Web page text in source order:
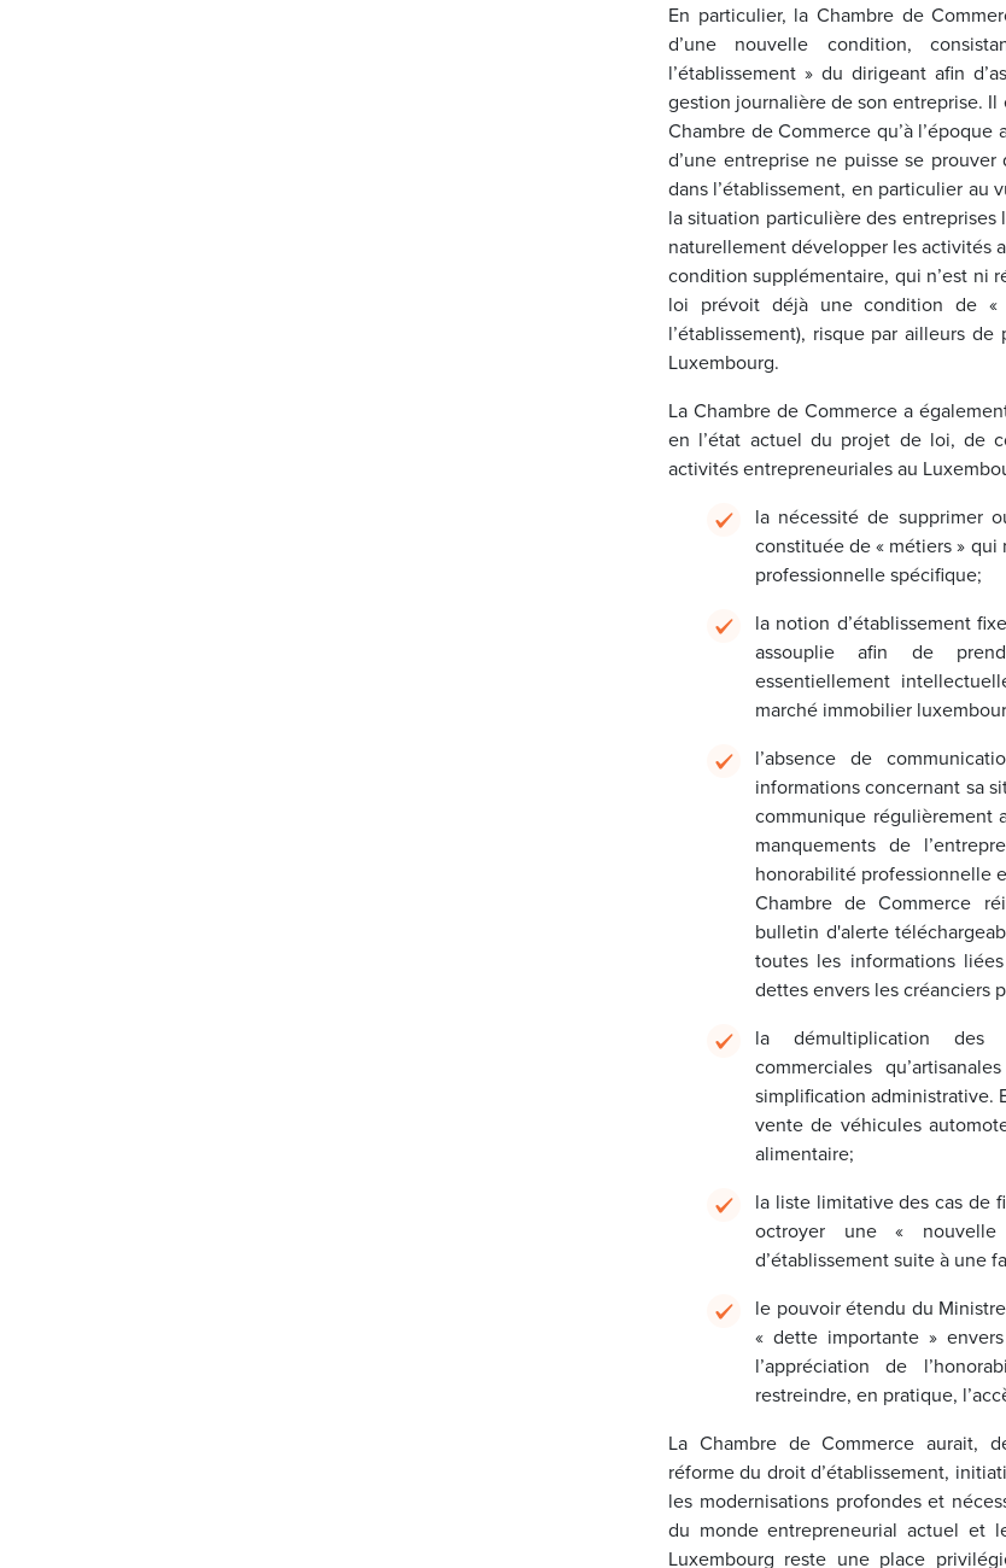
En particulier, la Chambre de
d’une nouvelle condition,
l’établissement » du dirigeant afin
gestion journalière de son entreprise.
Chambre de Commerce qu’à
d’une entreprise ne puisse se
dans l’établissement, en particulier
la situation particulière des
naturellement développer les activités
condition supplémentaire, qui n’est ni
loi prévoit déjà une condition de «
l’établissement), risque par ailleurs
Luxembourg.
La Chambre de Commerce a
en l’état actuel du projet de loi, de
activités entrepreneuriales au
la nécessité de supprimer
constituée de « métiers »
professionnelle spécifique;
la notion d’établissement
assouplie afin de
essentiellement
marché immobilier
l’absence de
informations concernant sa
communique régulièrement
manquements de
honorabilité professionnelle
Chambre de Commerce
bulletin d'alerte
toutes les informations
dettes envers les créanciers
la démultiplication des
commerciales
simplification administrative.
vente de véhicules
alimentaire;
la liste limitative des cas de
octroyer une « nouvelle
d’établissement suite à une
le pouvoir étendu du
« dette importante »
l’appréciation de
restreindre, en pratique,
La Chambre de Commerce aurait,
réforme du droit d’établissement,
les modernisations profondes et
du monde entrepreneurial actuel et
Luxembourg reste une place